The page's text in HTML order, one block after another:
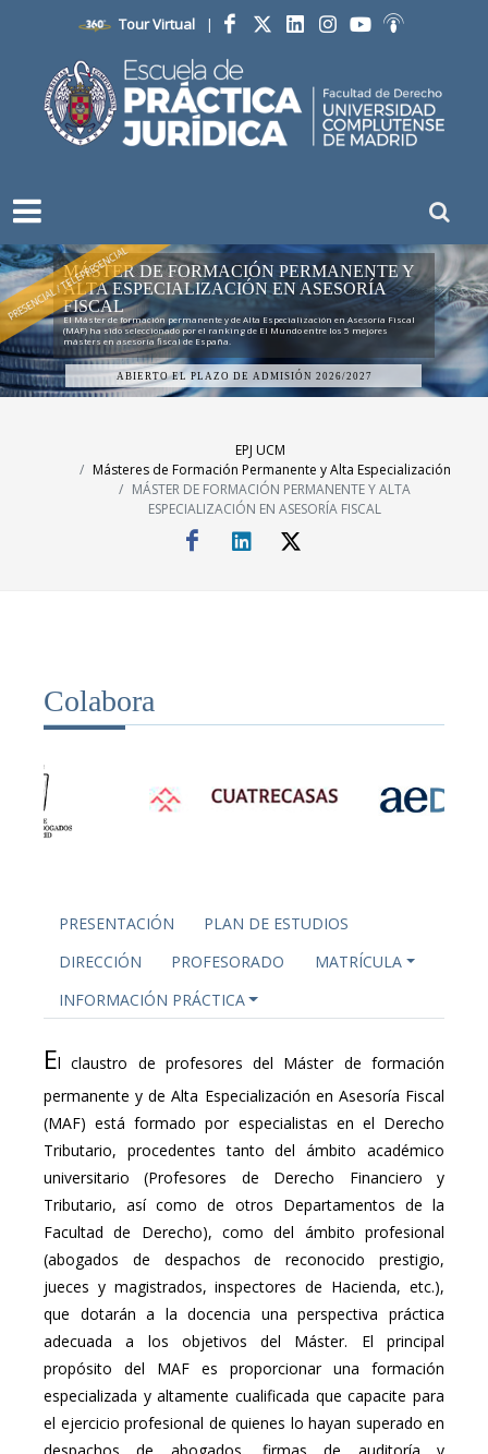
Tour Virtual |
Facebook
PRESENCIAL / TELEPRESENCIAL
MÁSTER DE FORMACIÓN PERMANENTE Y
ALTA ESPECIALIZACIÓN EN ASESORÍA
FISCAL
El Máster de formación permanente y de Alta Especialización en Asesoría Fiscal
(MAF) ha sido seleccionado por el ranking de El Mundo entre los 5 mejores
másters en asesoría fiscal de España.
ABIE RTO EL PL AZ O DE ADMISIÓ N 2 02 6/2 02 7
EPJ UCM
Másteres de Formación Permanente y Alta Especialización
MÁSTER DE FORMACIÓN PERMANENTE Y ALTA
ESPECIALIZACIÓN EN ASESORÍA FISCAL
Colabora
PRESENTACIÓN
PLAN DE ESTUDIOS
DIRECCIÓN
PROFESORADO
MATRÍCULA
INFORMACIÓN PRÁCTICA
El claustro de profesores del Máster de formación
permanente y de Alta Especialización en Asesoría Fiscal
(MAF) está formado por especialistas en el Derecho
Tributario, procedentes tanto del ámbito académico
universitario (Profesores de Derecho Financiero y
Tributario, así como de otros Departamentos de la
Facultad de Derecho), como del ámbito profesional
(abogados de despachos de reconocido prestigio,
jueces y magistrados, inspectores de Hacienda, etc.),
que dotarán a la docencia una perspectiva práctica
adecuada a los objetivos del Máster. El principal
propósito del MAF es proporcionar una formación
especializada y altamente cualificada que capacite para
el ejercicio profesional de quienes lo hayan superado en